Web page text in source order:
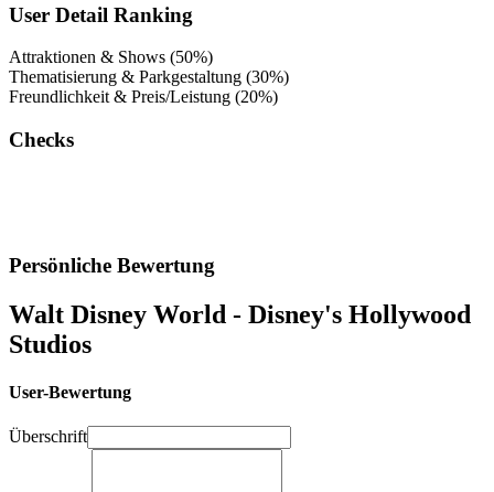
User Detail Ranking
Attraktionen & Shows (50%)
Thematisierung & Parkgestaltung (30%)
Freundlichkeit & Preis/Leistung (20%)
Checks
Persönliche Bewertung
Walt Disney World - Disney's Hollywood
Studios
User-Bewertung
Überschrift